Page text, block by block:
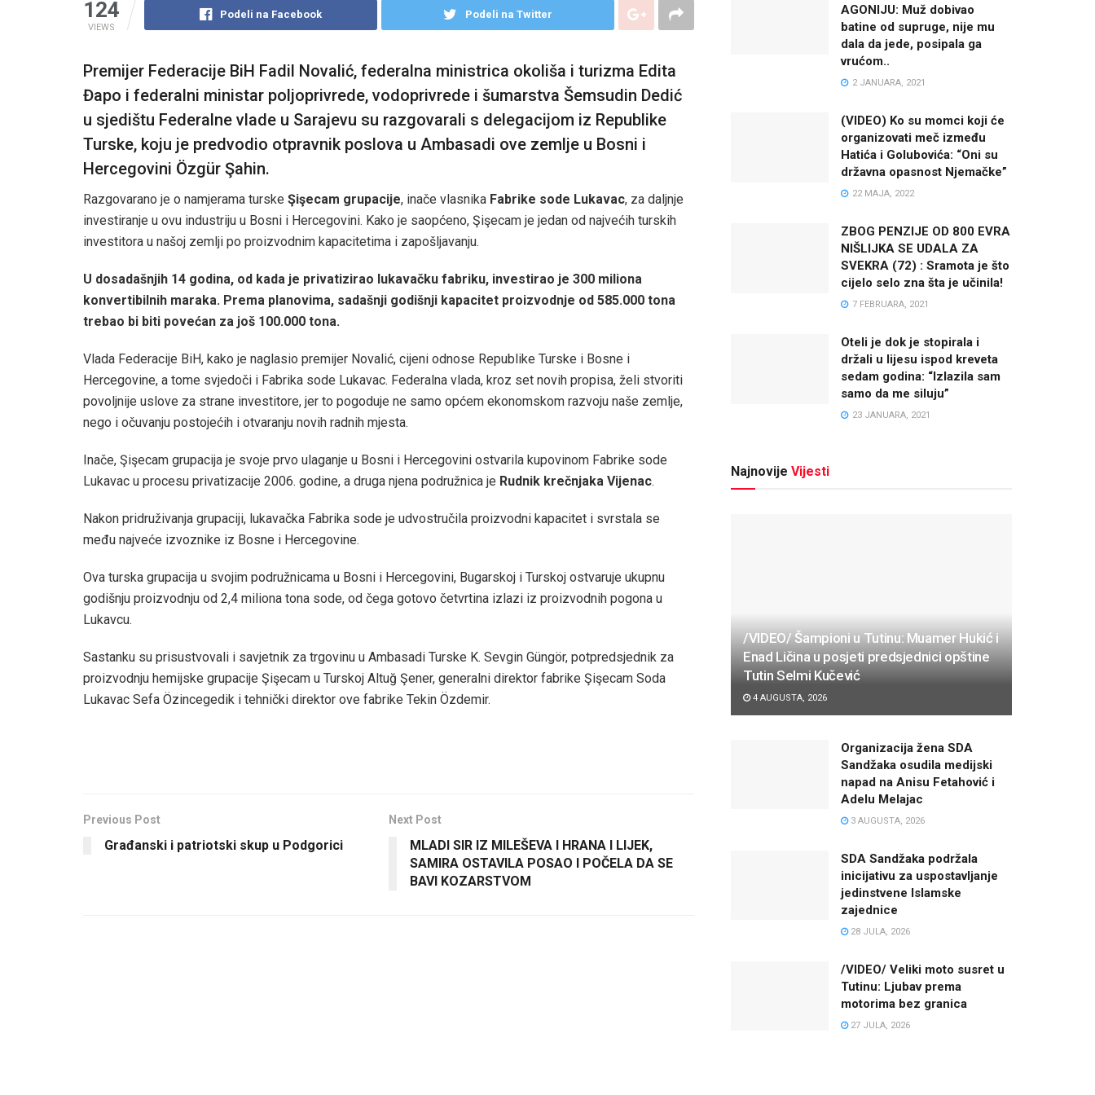
124
VIEWS
Podeli na Facebook Podeli na Twitter
Premijer Federacije BiH Fadil Novalić, federalna ministrica okoliša i turizma Edita
Đapo i federalni ministar poljoprivrede, vodoprivrede i šumarstva Šemsudin Dedić
u sjedištu Federalne vlade u Sarajevu su razgovarali s delegacijom iz Republike
Turske, koju je predvodio otpravnik poslova u Ambasadi ove zemlje u Bosni i
Hercegovini Özgür Şahin.
Razgovarano je o namjerama turske Şişecam grupacije, inače vlasnika Fabrike sode Lukavac, za daljnje
investiranje u ovu industriju u Bosni i Hercegovini. Kako je saopćeno, Şişecam je jedan od najvećih turskih
investitora u našoj zemlji po proizvodnim kapacitetima i zapošljavanju.
U dosadašnjih 14 godina, od kada je privatizirao lukavačku fabriku, investirao je 300 miliona
konvertibilnih maraka. Prema planovima, sadašnji godišnji kapacitet proizvodnje od 585.000 tona
trebao bi biti povećan za još 100.000 tona.
Vlada Federacije BiH, kako je naglasio premijer Novalić, cijeni odnose Republike Turske i Bosne i
Hercegovine, a tome svjedoči i Fabrika sode Lukavac. Federalna vlada, kroz set novih propisa, želi stvoriti
povoljnije uslove za strane investitore, jer to pogoduje ne samo općem ekonomskom razvoju naše zemlje,
nego i očuvanju postojećih i otvaranju novih radnih mjesta.
Inače, Şişecam grupacija je svoje prvo ulaganje u Bosni i Hercegovini ostvarila kupovinom Fabrike sode
Lukavac u procesu privatizacije 2006. godine, a druga njena podružnica je Rudnik krečnjaka Vijenac.
Nakon pridruživanja grupaciji, lukavačka Fabrika sode je udvostručila proizvodni kapacitet i svrstala se
među najveće izvoznike iz Bosne i Hercegovine.
Ova turska grupacija u svojim podružnicama u Bosni i Hercegovini, Bugarskoj i Turskoj ostvaruje ukupnu
godišnju proizvodnju od 2,4 miliona tona sode, od čega gotovo četvrtina izlazi iz proizvodnih pogona u
Lukavcu.
Sastanku su prisustvovali i savjetnik za trgovinu u Ambasadi Turske K. Sevgin Güngör, potpredsjednik za
proizvodnju hemijske grupacije Şişecam u Turskoj Altuğ Şener, generalni direktor fabrike Şişecam Soda
Lukavac Sefa Özincegedik i tehnički direktor ove fabrike Tekin Özdemir.
Previous Post
Građanski i patriotski skup u Podgorici
Next Post
MLADI SIR IZ MILEŠEVA I HRANA I LIJEK,
SAMIRA OSTAVILA POSAO I POČELA DA SE
BAVI KOZARSTVOM
AGONIJU: Muž dobivao
batine od supruge, nije mu
dala da jede, posipala ga
vrućom..
2 JANUARA, 2021
(VIDEO) Ko su momci koji će
organizovati meč između
Hatića i Golubovića: “Oni su
državna opasnost Njemačke”
22 MAJA, 2022
ZBOG PENZIJE OD 800 EVRA
NIŠLIJKA SE UDALA ZA
SVEKRA (72) : Sramota je što
cijelo selo zna šta je učinila!
7 FEBRUARA, 2021
Oteli je dok je stopirala i
držali u lijesu ispod kreveta
sedam godina: “Izlazila sam
samo da me siluju”
23 JANUARA, 2021
Najnovije Vijesti
/VIDEO/ Šampioni u Tutinu: Muamer Hukić i
Enad Ličina u posjeti predsjednici opštine
Tutin Selmi Kučević
4 AUGUSTA, 2026
Organizacija žena SDA
Sandžaka osudila medijski
napad na Anisu Fetahović i
Adelu Melajac
3 AUGUSTA, 2026
SDA Sandžaka podržala
inicijativu za uspostavljanje
jedinstvene Islamske
zajednice
28 JULA, 2026
/VIDEO/ Veliki moto susret u
Tutinu: Ljubav prema
motorima bez granica
27 JULA, 2026